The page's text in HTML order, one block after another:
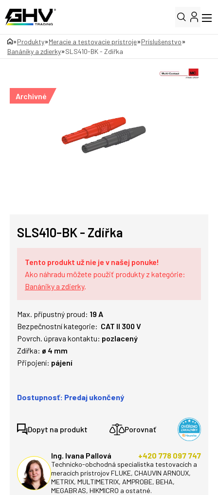
»Produkty»Meracie a testovacie prístroje»Príslušenstvo»
Banániky a zdierky»SLS410-BK - Zdířka
Archivné
SLS410-BK - Zdířka
Tento produkt už nie je v našej ponuke!
Ako náhradu môžete použiť produkty z kategórie:
Banániky a zdierky.
Max. přípustný proud: 19 A
Bezpečnostní kategorie: CAT II 300 V
Povrch. úprava kontaktu: pozlacený
Zdířka: ø 4 mm
Připojení: pájení
Dostupnosť: Predaj ukončený
Dopyt na produkt Porovnať
Ing. Ivana Pallová +420 778 097 747
Technicko-obchodná specialistka testovacích a
meracích prístrojov FLUKE, CHAUVIN ARNOUX,
METRIX, MULTIMETRIX, AMPROBE, BEHA,
MEGABRAS, HIKMICRO a ostatné.